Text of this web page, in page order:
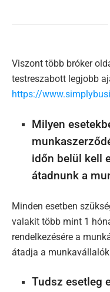
Viszont több bróker
testreszabott legjobb
https://
Milyen
időn belül kell
átadnunk a
Minden esetben
valakit több mint 1
rendelkezésére a
átadja a
Tudsz esetleg